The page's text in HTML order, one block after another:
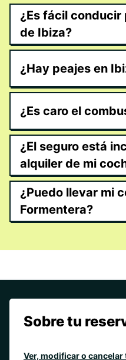
¿Es fácil
de Ibiza?
¿Hay peajes en
¿Es caro el
¿El seguro está
alquiler de mi
¿Puedo llevar mi
Formentera?
Sobre tu
Ver, modificar o cancelar